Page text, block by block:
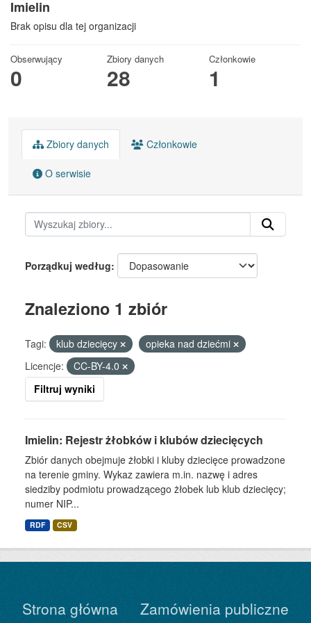
Imielin
Brak opisu dla tej organizacji
Obserwujący
0
Zbiory danych
28
Członkowie
1
Zbiory danych Członkowie
O serwisie
Porządkuj według
Znaleziono 1 zbiór
Tagi: klub dziecięcy
opieka nad dziećmi
Licencje:
CC-BY-4.0
Filtruj wyniki
Imielin: Rejestr żłobków i klubów dziecięcych
Zbiór danych obejmuje żłobki i kluby dziecięce prowadzone
na terenie gminy. Wykaz zawiera m.in. nazwę i adres
siedziby podmiotu prowadzącego żłobek lub klub dziecięcy;
numer NIP...
RDF CSV
Strona główna Zamówienia publiczne